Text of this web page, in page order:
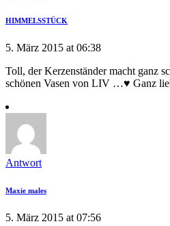
HIMMELSSTÜCK
5. März 2015 at 06:38
Toll, der Kerzenständer macht ganz
schönen Vasen von LIV …♥ Ganz
Antwort
Maxie males
5. März 2015 at 07:56